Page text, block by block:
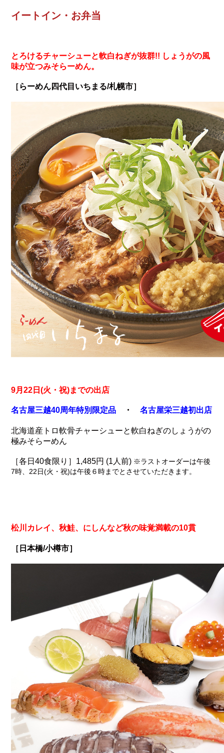
イートイン・お弁当
とろけるチャーシューと軟白ねぎが抜群!! しょうがの風
味が立つみそらーめん。
［らーめん四代目いちまる/札幌市］
9月22日(火・祝)までの出店
名古屋三越40周年特別限定品​ ・名古屋栄三越初出店
北海道産トロ軟骨チャーシューと軟白ねぎのしょうがの
極みそらーめん
［各日40食限り］1,485円 (1人前) ※ラストオーダーは午後
7時、22日(火・祝)は午後６時までとさせていただきます。
松川カレイ、秋鮭、にしんなど秋の味覚満載の10貫
［日本橋/小樽市］